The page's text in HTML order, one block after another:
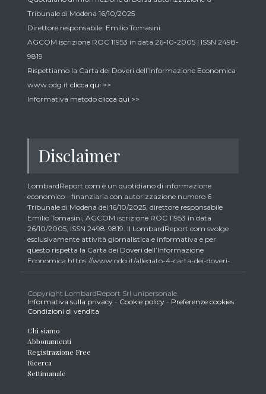
Tribunale di Modena 16/10/2025
Direttore responsabile: Emilio Tomasini.
AGCOM iscrizione ROC 11953 in data 26-10-2005 | ISSN 2498-
9819
Rispettiamo la Carta dei Doveri dell’Informazione Economica
www.odg.it clicca qui >>
Informativa metodo clicca qui >>
Disclaimer
LombardReport.com è un quotidiano di informazione
economico - finanziaria con autorizzazione numero 6
Tribunale di Modena del 16/10/2025, direttore responsabile
Emilio Tomasini, AGCOM iscrizione ROC 11953 in data
26/10/2005, ISSN 2498-9819. Il LombardReport.com svolge
esclusivamente attività giornalistica e informativa e per
questo rispetta la Carta dei Doveri dell’Informazione
Economica https://www.odg.it/allegato-4-carta-dei-doveri-
essere consapevoli che i collaboratori di LombardReport.com
iscritti all’Ordine dei Giornalisti non possono detenere i titoli
oggetto dei loro articoli mentre i collaboratori non giornalisti
trader retail e comunque inferiori allo 0,5% del capitale, gli
strumenti finanziari oggetto dei loro articoli creando così un
potenziale conflitto di interesse con i lettori stessi. L’accesso al
presente sito implica la conoscenza e la piena accettazione
delle presenti informazioni legali, dei Termini d’Uso del sito
Copyright LombardReport Srl unipersonale.
Informativa sulla privacy - Cookie policy - Preferenze cookies
Condizioni di vendita
Chi siamo
Abbonamenti
Registrazione Free
Ricerca
Settimanale